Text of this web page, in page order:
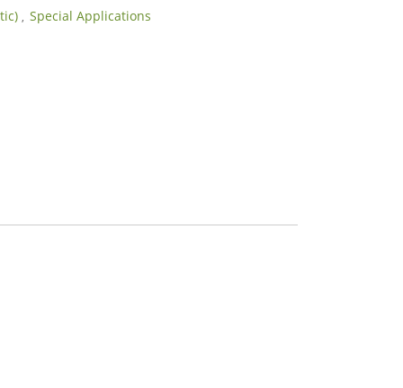
, Special Applications